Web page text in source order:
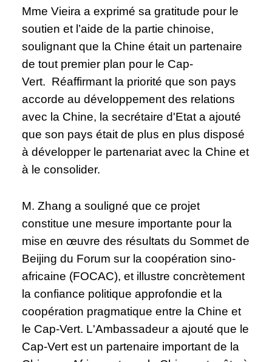
Mme Vieira a exprimé sa gratitude pour le
soutien et l’aide de la partie chinoise,
soulignant que la Chine était un partenaire
de tout premier plan pour le Cap-
Vert. Réaffirmant la priorité que son pays
accorde au développement des relations
avec la Chine, la secrétaire d'Etat a ajouté
que son pays était de plus en plus disposé
à développer le partenariat avec la Chine et
à le consolider.
M. Zhang a souligné que ce projet
constitue une mesure importante pour la
mise en œuvre des résultats du Sommet de
Beijing du Forum sur la coopération sino-
africaine (FOCAC), et illustre concrètement
la confiance politique approfondie et la
coopération pragmatique entre la Chine et
le Cap-Vert. L'Ambassadeur a ajouté que le
Cap-Vert est un partenaire important de la